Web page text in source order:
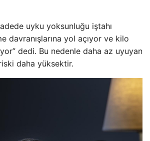
uyku yoksunluğu iştahı
davranışlarına yol açıyor ve kilo
dedi. Bu nedenle daha az uyuyan
daha yüksektir.